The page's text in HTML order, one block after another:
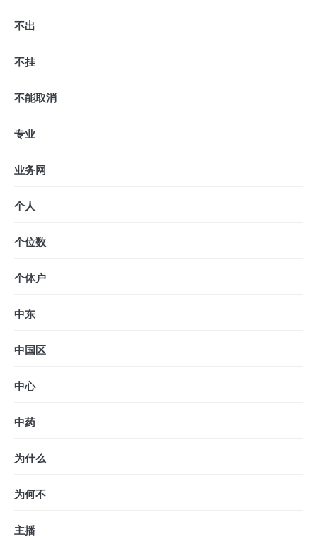
不出
不挂
不能取消
专业
业务网
个人
个位数
个体户
中东
中国区
中心
中药
为什么
为何不
主播